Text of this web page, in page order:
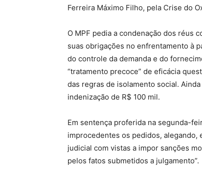
Ferreira Máximo Filho, pela Crise do
O MPF pedia a condenação dos réus
suas obrigações no enfrentamento à
do controle da demanda e do
“tratamento precoce” de eficácia
das regras de isolamento social.
indenização de R$ 100 mil.
Em sentença proferida na segunda-
improcedentes os pedidos, alegando,
judicial com vistas a impor sanções
pelos fatos submetidos a julgamento”.